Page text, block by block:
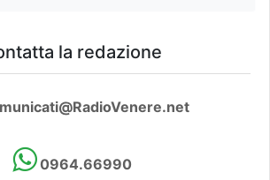
la redazione
0964.66990